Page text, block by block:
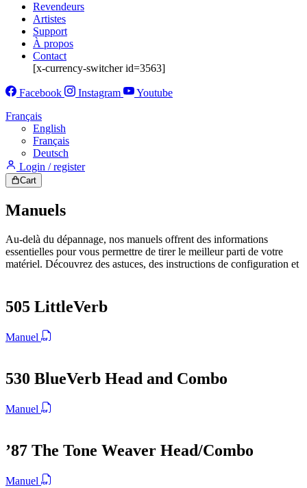
Revendeurs
Artistes
Support
À propos
Contact
[x-currency-switcher id=3563]
Facebook Instagram
Youtube
Français
English
Français
Deutsch
Login / register
Cart
Manuels
Au-delà du dépannage, nos manuels offrent des informations
essentielles pour vous permettre de tirer le meilleur parti de votre
matériel. Découvrez des astuces, des instructions de configuration et
505 LittleVerb
Manuel
530 BlueVerb Head and Combo
Manuel
’87 The Tone Weaver Head/Combo
Manuel